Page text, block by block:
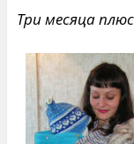
Три месяца